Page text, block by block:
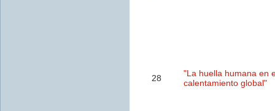
28
"La huella humana en
calentamiento global"